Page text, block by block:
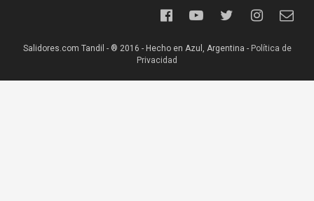
Salidores.com Tandil - ® 2016 - Hecho en Azul, Argentina - Política de
Privacidad